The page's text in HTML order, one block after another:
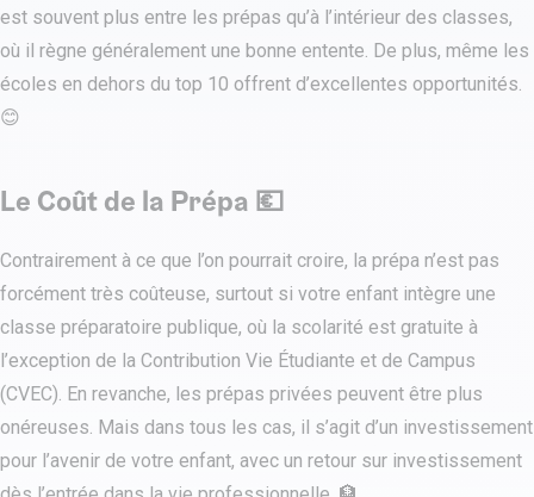
est souvent plus entre les prépas qu’à l’intérieur des classes,
où il règne généralement une bonne entente. De plus, même les
écoles en dehors du top 10 offrent d’excellentes opportunités.
😊
Le Coût de la Prépa 💶
Contrairement à ce que l’on pourrait croire, la prépa n’est pas
forcément très coûteuse, surtout si votre enfant intègre une
classe préparatoire publique, où la scolarité est gratuite à
l’exception de la Contribution Vie Étudiante et de Campus
(CVEC). En revanche, les prépas privées peuvent être plus
onéreuses. Mais dans tous les cas, il s’agit d’un investissement
pour l’avenir de votre enfant, avec un retour sur investissement